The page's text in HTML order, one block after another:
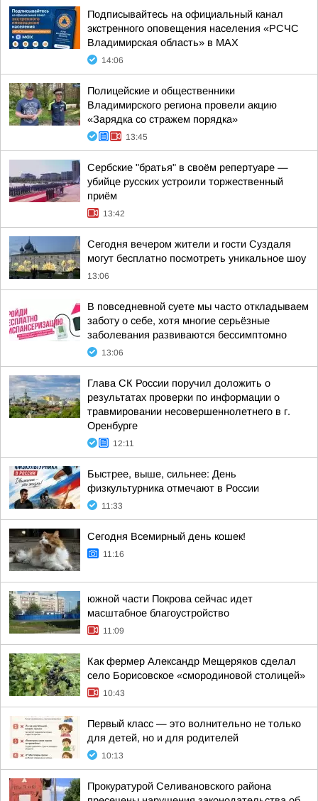
Подписывайтесь на официальный канал
экстренного оповещения населения «РСЧС
Владимирская область» в МАХ
14:06
Полицейские и общественники
Владимирского региона провели акцию
«Зарядка со стражем порядка»
13:45
Сербские "братья" в своём репертуаре —
убийце русских устроили торжественный
приём
13:42
Сегодня вечером жители и гости Суздаля
могут бесплатно посмотреть уникальное шоу
13:06
В повседневной суете мы часто откладываем
заботу о себе, хотя многие серьёзные
заболевания развиваются бессимптомно
13:06
Глава СК России поручил доложить о
результатах проверки по информации о
травмировании несовершеннолетнего в г.
Оренбурге
12:11
Быстрее, выше, сильнее: День
физкультурника отмечают в России
11:33
Сегодня Всемирный день кошек!
11:16
южной части Покрова сейчас идет
масштабное благоустройство
11:09
Как фермер Александр Мещеряков сделал
село Борисовское «смородиновой столицей»
10:43
Первый класс — это волнительно не только
для детей, но и для родителей
10:13
Прокуратурой Селивановского района